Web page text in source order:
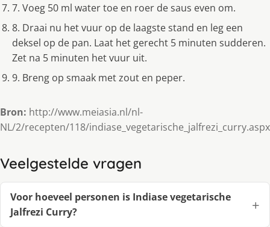
7. Voeg 50 ml water toe en roer de saus even om.
8. Draai nu het vuur op de laagste stand en leg een
deksel op de pan. Laat het gerecht 5 minuten sudderen.
Zet na 5 minuten het vuur uit.
9. Breng op smaak met zout en peper.
Bron: http://www.meiasia.nl/nl-
NL/2/recepten/118/indiase_vegetarische_jalfrezi_curry.aspx
Veelgestelde vragen
Voor hoeveel personen is Indiase vegetarische
Jalfrezi Curry?